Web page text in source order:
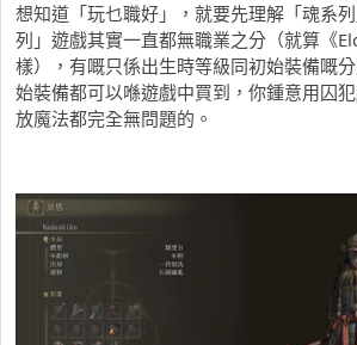
想知道「玩乜職好」，就要先理解「魂系
列」遊戲其實一直都無職業之分（就算《
樣），有嘅只係出生時等級同初始裝備嘅
始裝備都可以喺遊戲中買到，你鍾意用囚
放魔法都完全無問題的。